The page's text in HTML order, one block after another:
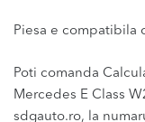
Piesa e compatibila
Poti comanda
Mercedes E Class
sdgauto.ro, la